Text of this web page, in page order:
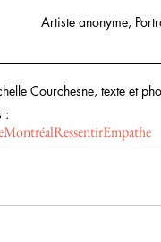
Artiste anonyme,
Courchesne, texte et
:
MontréalRessentirEmpathe